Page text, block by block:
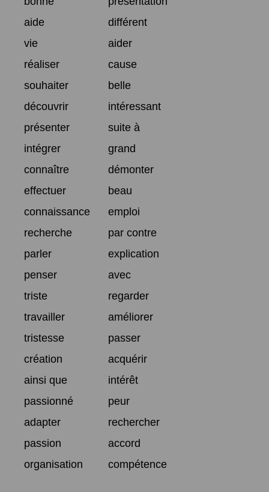
aide
différent
vie
aider
réaliser
cause
souhaiter
belle
découvrir
intéressant
présenter
suite à
intégrer
grand
connaître
démonter
effectuer
beau
connaissance
emploi
recherche
par contre
parler
explication
penser
avec
triste
regarder
travailler
améliorer
tristesse
passer
création
acquérir
ainsi que
intérêt
passionné
peur
adapter
rechercher
passion
accord
organisation
compétence